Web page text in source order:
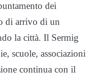
dei
di arrivo di un
la città. Il Sermig
scuole, associazioni
continua con il